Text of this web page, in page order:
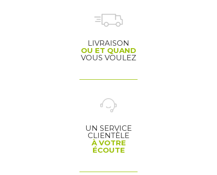
LIVRAISON
OU ET QUAND
VOUS VOULEZ
UN SERVICE
CLIENTÈLE
À VOTRE
ÉCOUTE